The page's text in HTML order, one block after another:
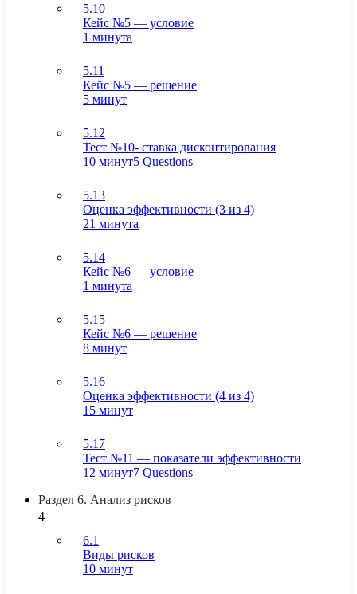
5.10
Кейс №5 — условие
1 минута
5.11
Кейс №5 — решение
5 минут
5.12
Тест №10- ставка дисконтирования
10 минут5 Questions
5.13
Оценка эффективности (3 из 4)
21 минута
5.14
Кейс №6 — условие
1 минута
5.15
Кейс №6 — решение
8 минут
5.16
Оценка эффективности (4 из 4)
15 минут
5.17
Тест №11 — показатели эффективности
12 минут7 Questions
Раздел 6. Анализ рисков
4
6.1
Виды рисков
10 минут